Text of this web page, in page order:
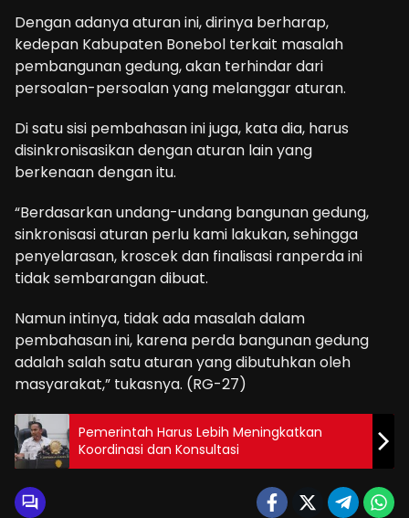
Dengan adanya aturan ini, dirinya berharap,
kedepan Kabupaten Bonebol terkait masalah
pembangunan gedung, akan terhindar dari
persoalan-persoalan yang melanggar aturan.
Di satu sisi pembahasan ini juga, kata dia, harus
disinkronisasikan dengan aturan lain yang
berkenaan dengan itu.
“Berdasarkan undang-undang bangunan gedung,
sinkronisasi aturan perlu kami lakukan, sehingga
penyelarasan, kroscek dan finalisasi ranperda ini
tidak sembarangan dibuat.
Namun intinya, tidak ada masalah dalam
pembahasan ini, karena perda bangunan gedung
adalah salah satu aturan yang dibutuhkan oleh
masyarakat,” tukasnya. (RG-27)
Pemerintah Harus Lebih Meningkatkan
Koordinasi dan Konsultasi